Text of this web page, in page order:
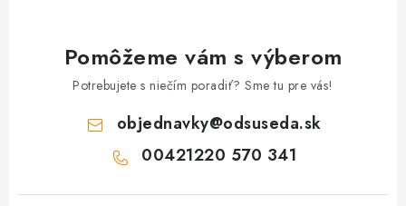
Pomôžeme vám s výberom
Potrebujete s niečím poradiť? Sme tu pre vás!
objednavky@odsuseda.sk
00421220 570 341